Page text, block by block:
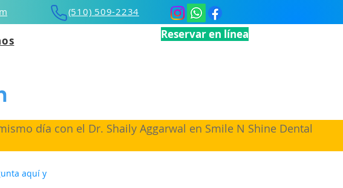
(510) 509-2234
Reservar en línea
día con el Dr. Shaily Aggarwal en Smile N Shine Dental
aquí y